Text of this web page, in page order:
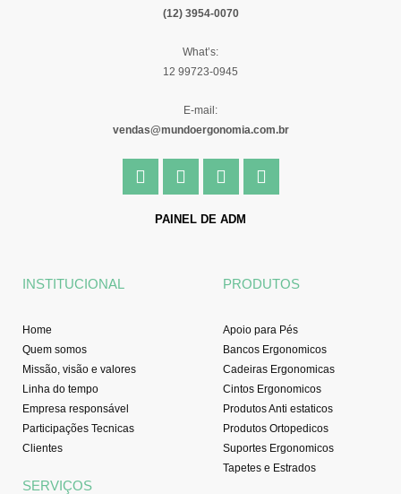
(12) 3954-0070
What’s:
12 99723-0945
E-mail:
vendas@mundoergonomia.com.br
F
a
I
n
t
Y
o
t
e
L
i
i
n
PAINEL DE ADM
INSTITUCIONAL
Home
Quem somos
Missão, visão e valores
Linha do tempo
Empresa responsável
Participações Tecnicas
Clientes
SERVIÇOS
PRODUTOS
Apoio para Pés
Bancos Ergonomicos
Cadeiras Ergonomicas
Cintos Ergonomicos
Produtos Anti estaticos
Produtos Ortopedicos
Suportes Ergonomicos
Tapetes e Estrados